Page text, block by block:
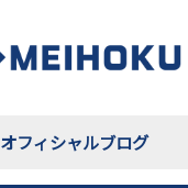
オフィシャルブログ